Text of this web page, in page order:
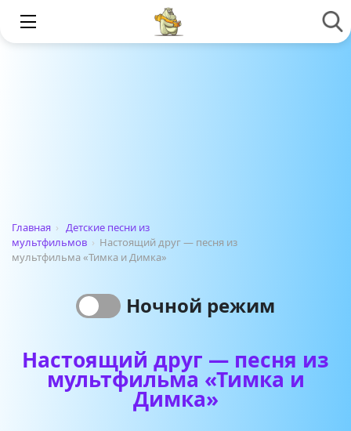
Главная › Детские песни из
мультфильмов › Настоящий друг — песня из
мультфильма «Тимка и Димка»
Ночной режим
Настоящий друг — песня из
мультфильма «Тимка и
Димка»